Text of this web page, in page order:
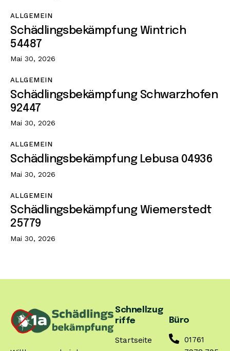
ALLGEMEIN
Schädlingsbekämpfung Wintrich
54487
Mai 30, 2026
ALLGEMEIN
Schädlingsbekämpfung Schwarzhofen
92447
Mai 30, 2026
ALLGEMEIN
Schädlingsbekämpfung Lebusa 04936
Mai 30, 2026
ALLGEMEIN
Schädlingsbekämpfung Wiemerstedt
25779
Mai 30, 2026
Schnellzug
riffe
Startseite
Büro
01761